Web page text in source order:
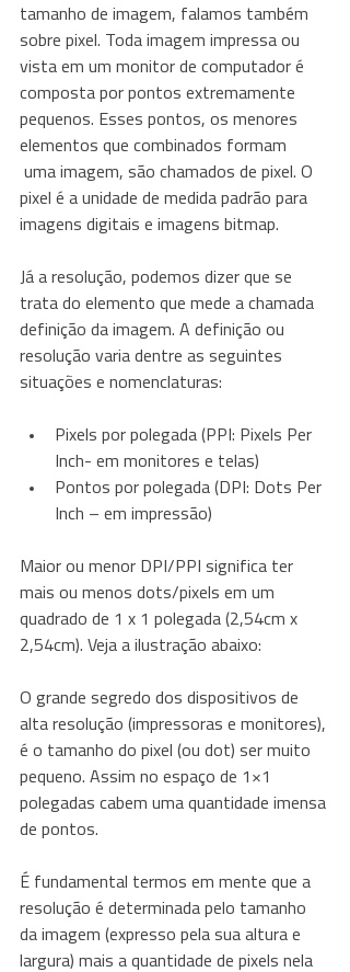
tamanho de imagem, falamos também
sobre pixel. Toda imagem impressa ou
vista em um monitor de computador é
composta por pontos extremamente
pequenos. Esses pontos, os menores
elementos que combinados formam
uma imagem, são chamados de pixel. O
pixel é a unidade de medida padrão para
imagens digitais e imagens bitmap.
Já a resolução, podemos dizer que se
trata do elemento que mede a chamada
definição da imagem. A definição ou
resolução varia dentre as seguintes
situações e nomenclaturas:
Pixels por polegada (PPI: Pixels Per
Inch- em monitores e telas)
Pontos por polegada (DPI: Dots Per
Inch – em impressão)
Maior ou menor DPI/PPI significa ter
mais ou menos dots/pixels em um
quadrado de 1 x 1 polegada (2,54cm x
2,54cm). Veja a ilustração abaixo:
O grande segredo dos dispositivos de
alta resolução (impressoras e monitores),
é o tamanho do pixel (ou dot) ser muito
pequeno. Assim no espaço de 1×1
polegadas cabem uma quantidade imensa
de pontos.
É fundamental termos em mente que a
resolução é determinada pelo tamanho
da imagem (expresso pela sua altura e
largura) mais a quantidade de pixels nela